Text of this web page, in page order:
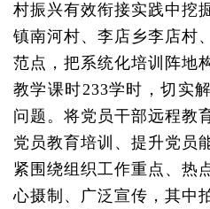
村振兴有效衔接实践中挖
镇南河村、李店乡李店村
范点，把系统化培训阵地
教学课时233学时，切实
问题。将党员干部远程教
党员教育培训、提升党员
紧围绕组织工作重点、热
心摄制、广泛宣传，其中